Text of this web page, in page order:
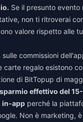
Se il presunto evento
non ti ritroverai
valore rispetto alle
sulle commissioni
carte regalo esistono
di BitTopup di
effettivo del
in-app perché la
Non è marketing,